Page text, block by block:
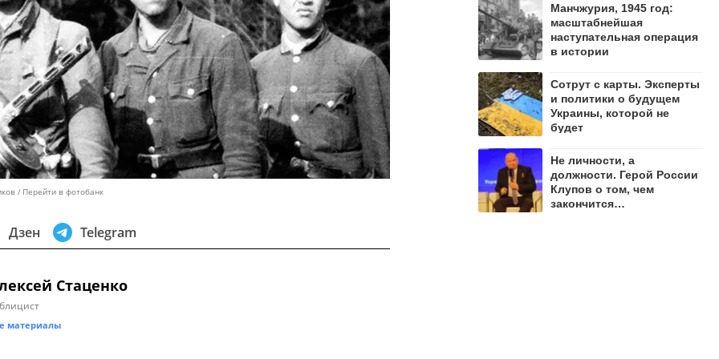
Перейти в фотобанк
Дзен Telegram
Стаценко
материалы
Манчжурия, 1945 год:
масштабнейшая
наступательная операция
в истории
Сотрут с карты. Эксперты
и политики о будущем
Украины, которой не
будет
Не личности, а
должности. Герой России
Клупов о том, чем
закончится